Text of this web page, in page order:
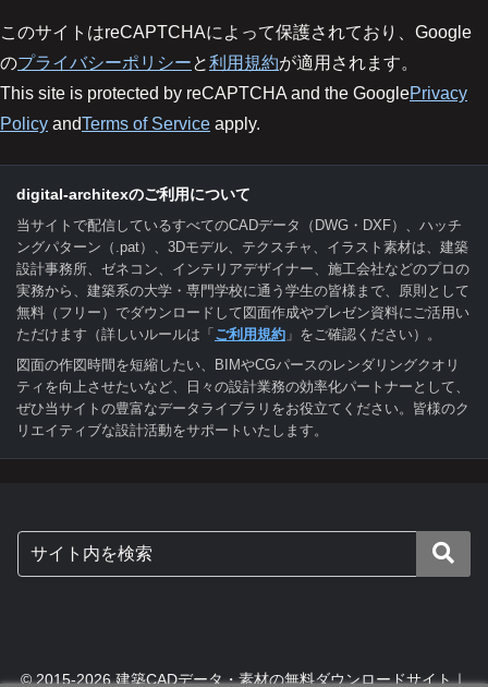
このサイトはreCAPTCHAによって保護されており、Google
のプライバシーポリシーと利用規約が適用されます。
This site is protected by reCAPTCHA and the GooglePrivacy
Policy andTerms of Service apply.
digital-architexのご利用について
当サイトで配信しているすべてのCADデータ（DWG・DXF）、ハッチ
ングパターン（.pat）、3Dモデル、テクスチャ、イラスト素材は、建築
設計事務所、ゼネコン、インテリアデザイナー、施工会社などのプロの
実務から、建築系の大学・専門学校に通う学生の皆様まで、原則として
無料（フリー）でダウンロードして図面作成やプレゼン資料にご活用い
ただけます（詳しいルールは「ご利用規約 」をご確認ください）。
図面の作図時間を短縮したい、BIMやCGパースのレンダリングクオリ
ティを向上させたいなど、日々の設計業務の効率化パートナーとして、
ぜひ当サイトの豊富なデータライブラリをお役立てください。皆様のク
リエイティブな設計活動をサポートいたします。
© 2015-2026 建築CADデータ・素材の無料ダウンロードサイト｜